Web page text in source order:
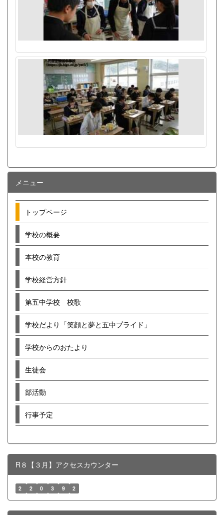
メニュー
トップページ
学校の概要
本校の教育
学校経営方針
第五中学校 校歌
学校だより「笑顔と夢と五中プライド」
学校からのおたより
生徒会
部活動
行事予定
R８【３月】アクセスカウンター
2 2 0 3 9 2